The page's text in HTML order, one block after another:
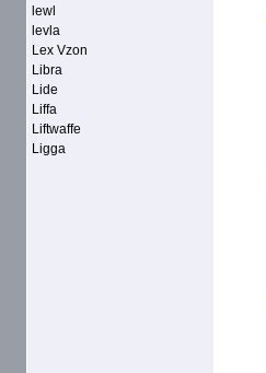
lewl
levla
Lex Vzon
Libra
Lide
Liffa
Liftwaffe
Ligga